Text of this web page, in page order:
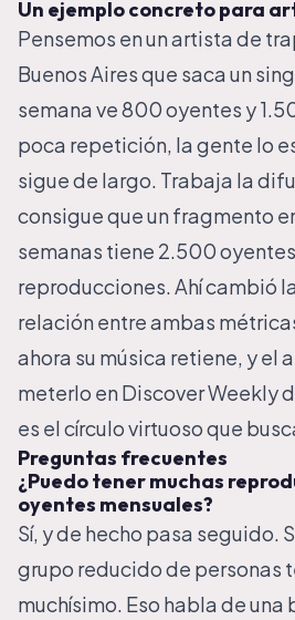
Un ejemplo concreto para
Pensemos en un artista de
Buenos Aires que saca un
semana ve 800 oyentes y
poca repetición, la gente lo
sigue de largo. Trabaja la
consigue que un fragmento
semanas tiene 2.500
reproducciones. Ahí cambió
relación entre ambas
ahora su música retiene, y el
meterlo en Discover Weekly
es el círculo virtuoso que
Preguntas frecuentes
¿Puedo tener muchas
oyentes mensuales?
Sí, y de hecho pasa seguido.
grupo reducido de personas
muchísimo. Eso habla de una